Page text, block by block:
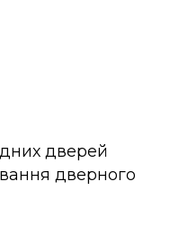
дверей
дверного